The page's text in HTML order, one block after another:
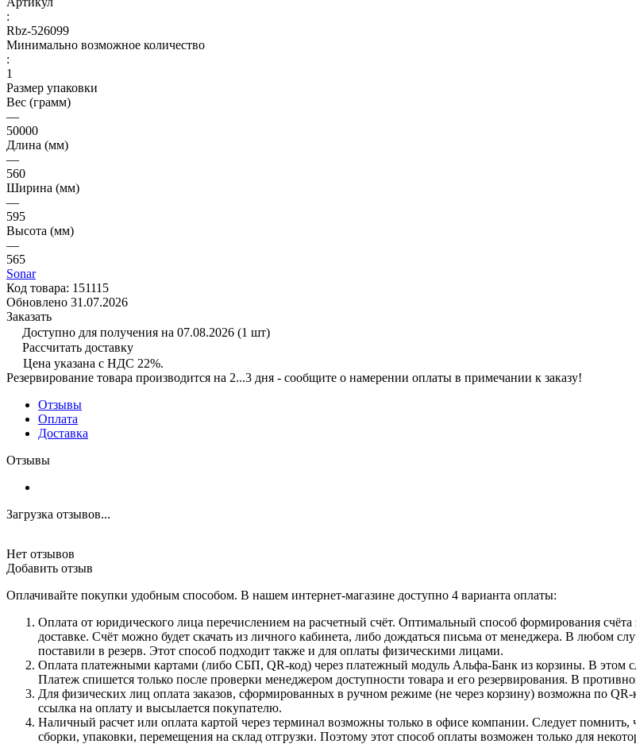
:
Rbz-526099
Минимально возможное количество
:
1
Размер упаковки
Вес (грамм)
—
50000
Длина (мм)
—
560
Ширина (мм)
—
595
Высота (мм)
—
565
Sonar
Код товара: 151115
Обновлено 31.07.2026
Заказать
Доступно для получения на 07.08.2026 (1 шт)
Рассчитать доставку
Цена указана с НДС 22%.
Резервирование товара производится на 2...3 дня - сообщите о намерении оплаты в примечании к заказу!
Отзывы
Оплата
Доставка
Отзывы
Загрузка отзывов...
Нет отзывов
Добавить отзыв
Оплачивайте покупки удобным способом. В нашем интернет-магазине доступно 4 варианта оплаты:
Оплата от юридического лица перечислением на расчетный счёт. Оптимальный способ формирования
доставке. Счёт можно будет скачать из личного кабинета, либо дождаться письма от менеджера. В любом
поставили в резерв. Этот способ подходит также и для оплаты физическими лицами.
Оплата платежными картами (либо СБП, QR-код) через платежный модуль Альфа-Банк из корзины. В этом
Платеж спишется только после проверки менеджером доступности товара и его резервирования. В
Для физических лиц оплата заказов, сформированных в ручном режиме (не через корзину) возможна по
ссылка на оплату и высылается покупателю.
Наличный расчет или оплата картой через терминал возможны только в офисе компании. Следует помнить,
сборки, упаковки, перемещения на склад отгрузки. Поэтому этот способ оплаты возможен только для